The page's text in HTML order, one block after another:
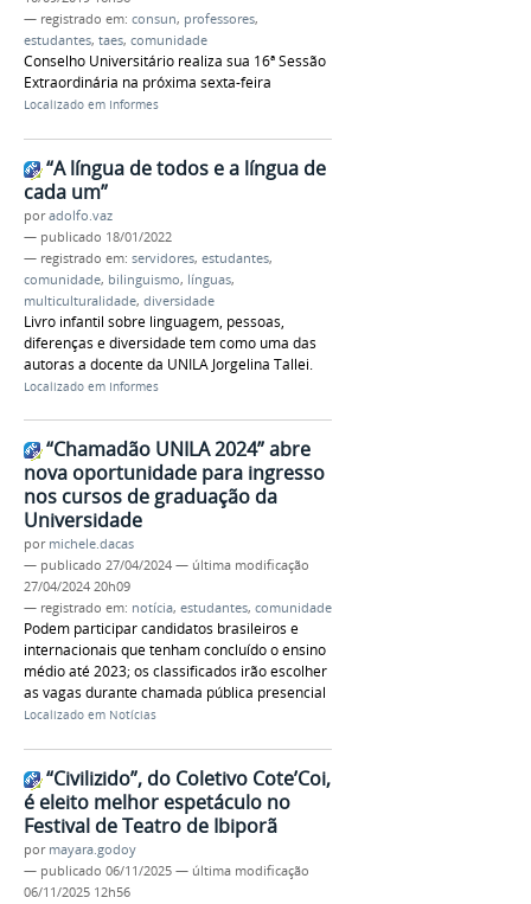
— registrado em: consun, professores,
estudantes, taes, comunidade
Conselho Universitário realiza sua 16ª Sessão
Extraordinária na próxima sexta-feira
Localizado em Informes
“A língua de todos e a língua de
cada um”
poradolfo.vaz
— publicado 18/01/2022
— registrado em: servidores, estudantes,
comunidade, bilinguismo, línguas,
multiculturalidade, diversidade
Livro infantil sobre linguagem, pessoas,
diferenças e diversidade tem como uma das
autoras a docente da UNILA Jorgelina Tallei.
Localizado em Informes
“Chamadão UNILA 2024” abre
nova oportunidade para ingresso
nos cursos de graduação da
Universidade
por michele.dacas
— publicado 27/04/2024 — última modificação
27/04/2024 20h09
— registrado em: notícia, estudantes, comunidade
Podem participar candidatos brasileiros e
internacionais que tenham concluído o ensino
médio até 2023; os classificados irão escolher
as vagas durante chamada pública presencial
Localizado em Notícias
“Civilizido”, do Coletivo Cote’Coi,
é eleito melhor espetáculo no
Festival de Teatro de Ibiporã
por mayara.godoy
— publicado 06/11/2025 — última modificação
06/11/2025 12h56